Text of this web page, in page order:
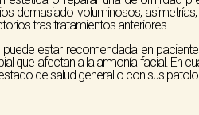
demasiado voluminosos,
tras tratamientos anteriores.
puede estar recomendada en
que afectan a la armonía facial. En
de salud general o con sus